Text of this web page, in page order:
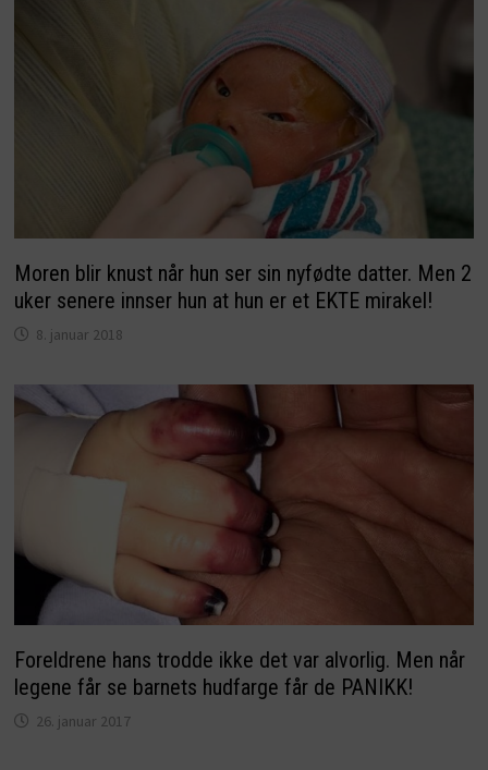
Moren blir knust når hun ser sin nyfødte datter. Men 2
uker senere innser hun at hun er et EKTE mirakel!
8. januar 2018
Foreldrene hans trodde ikke det var alvorlig. Men når
legene får se barnets hudfarge får de PANIKK!
26. januar 2017